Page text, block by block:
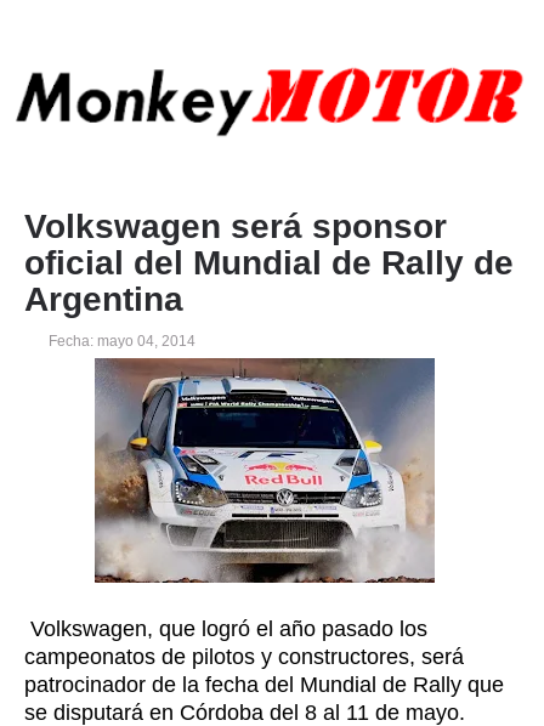
Volkswagen será sponsor
oficial del Mundial de Rally de
Argentina
Fecha: mayo 04, 2014
Volkswagen, que logró el año pasado los
campeonatos de pilotos y constructores, será
patrocinador de la fecha del Mundial de Rally que
se disputará en Córdoba del 8 al 11 de mayo.